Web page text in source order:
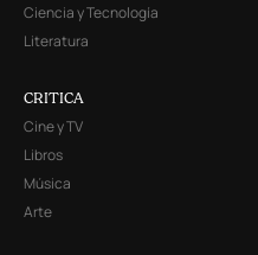
Ciencia y Tecnología
Literatura
CRITICA
Cine y TV
Libros
Música
Arte